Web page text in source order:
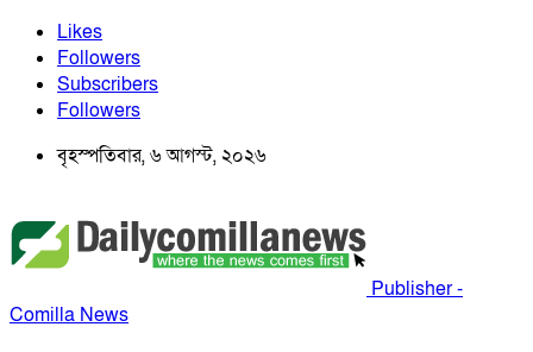
Likes
Followers
Subscribers
Followers
বৃহস্পতিবার, ৬ আগস্ট, ২০২৬
Publisher -
Comilla News